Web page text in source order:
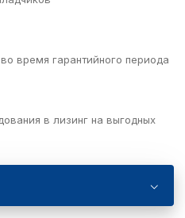
время гарантийного периода
в лизинг на выгодных